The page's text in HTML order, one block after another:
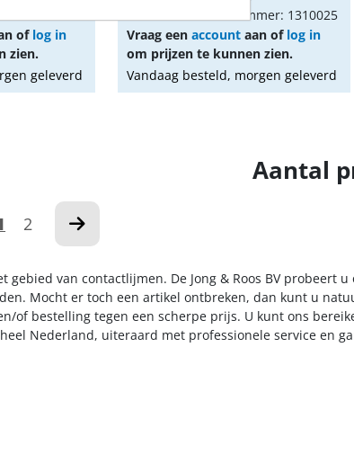
158186
of log in
zien.
geleverd
Fabrikant artikel nummer: 1310025
Vraag eenaccount aan of log in
om prijzen te kunnen zien.
Vandaag besteld, morgen geleverd
2
Aantal
gebied van contactlijmen. De Jong & Roos BV probeert
Mocht er toch een artikel ontbreken, dan kunt u
of bestelling tegen een scherpe prijs. U kunt ons
Nederland, uiteraard met professionele service en